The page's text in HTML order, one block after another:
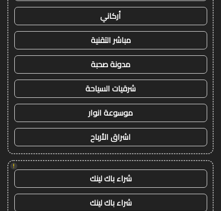
أركاني
مباشر التقنية
مدونة صحبة
شرقيات السياحة
موسوعة انوار
اشراق الأرباح
!
شراء باك لينك
شراء باك لينك